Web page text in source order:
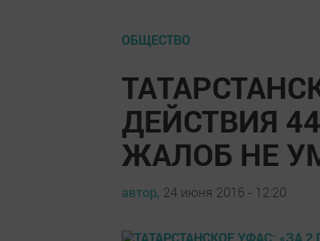
ОБЩЕСТВО
ДЕЙСТВИЯ
ЖАЛОБ НЕ
автор, 24 июня 2016 - 12:20